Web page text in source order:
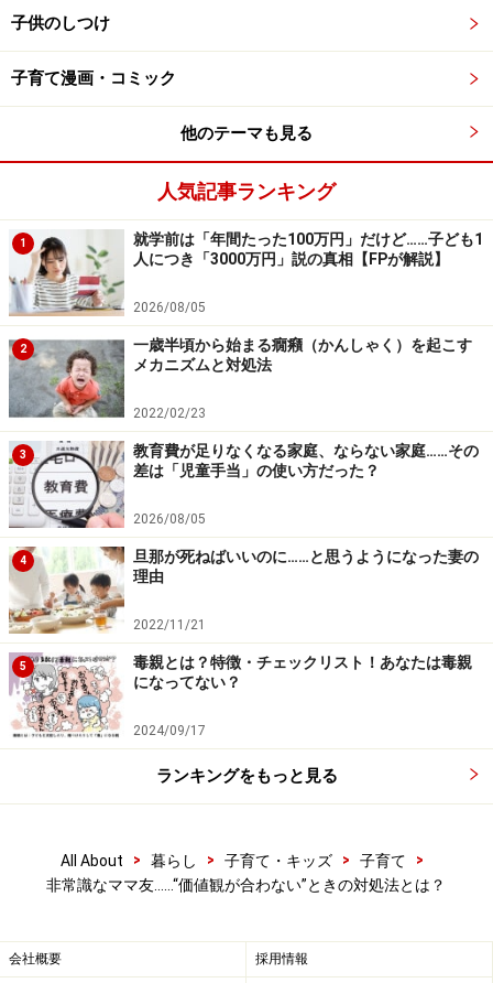
とも大事な選択です。
今回のケースでご相談者の方は自分のいつもの価値観に
沿った飲み物を持参しましたが、こういうケースにおい
てママの中には、本来の自分の価値観を封印し、相手に
合わせてしまう方もいらっしゃるでしょう。実際、持ち
寄りランチやお弁当持参のピクニックは、何を持って行
ったらいいかと悩み、つい頑張り過ぎてしまうことも多
いですよね。そこに参加した方々が本当に手作り重視派
だったら、情報交換もできるし、気の合う仲間になると
思いますが、もしみんなが無理しているのであれば、長
続きしなくなってしまいます。もしかしたら今回のママ
友グループの中にも、普段は手作り重視ではないけれ
ど、持ち寄りだからと気張った方もいるかもしれませ
ん。
ママ友関係はその渦中にいると「ここで何とかうまくや
らないと」という思いが走りますが、少し引いて周りを
見れば、もっと気の合いそうなママたちだってきっとい
るはずです。子どもたちの人間関係のトラブルでもいえ
ることですが、そこだけが居場所ではありません。実は
すごく小さな世界で悩んでいるということもよくあるた
め、顔を上げてぐるっと見渡し、世界は広いんだという
ことを改めて感じられると、新たな一歩を踏み出しやす
くなると思います。
事例2. 一緒に遊ぶ約束が「子守り」に使わ
れるようになり……
子供のしつけ
子育て漫画・コミック
他のテーマも見る
人気記事ランキング
1
就学前は「年間たった100万円」だけど……子ども1
人につき「3000万円」説の真相【FPが解説】
2026/08/05
2
一歳半頃から始まる癇癪（かんしゃく）を起こす
メカニズムと対処法
2022/02/23
3
教育費が足りなくなる家庭、ならない家庭……その
差は「児童手当」の使い方だった？
2026/08/05
4
旦那が死ねばいいのに……と思うようになった妻の
理由
2022/11/21
5
毒親とは？特徴・チェックリスト！あなたは毒親
になってない？
2024/09/17
ランキングをもっと見る
All About > 暮らし > 子育て・キッズ > 子育て
>
非常識なママ友……“価値観が合わない”ときの対処法とは？
会社概要 採用情報